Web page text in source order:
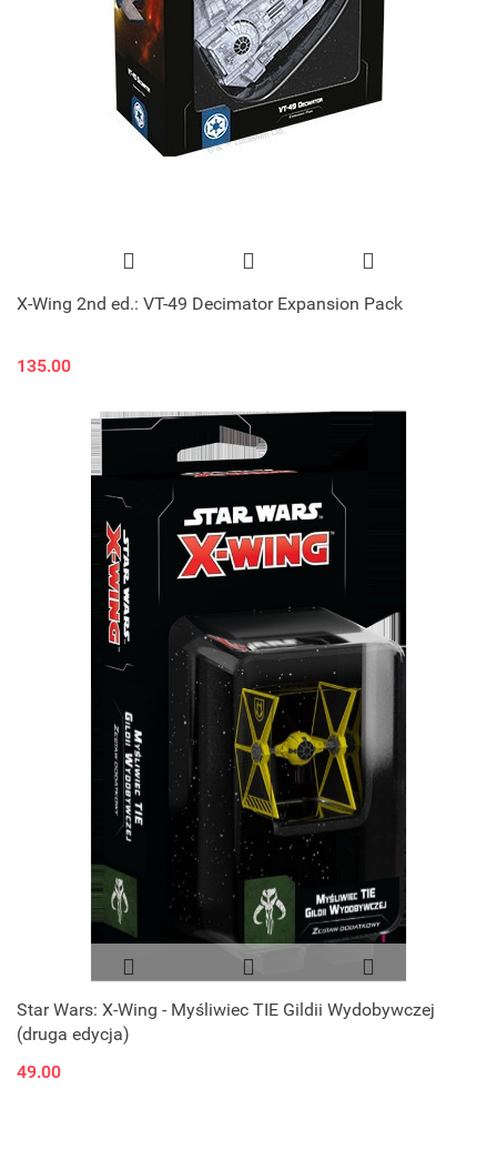
X-Wing 2nd ed.: VT-49 Decimator Expansion Pack
135.00
Star Wars: X-Wing - Myśliwiec TIE Gildii Wydobywczej
(druga edycja)
49.00